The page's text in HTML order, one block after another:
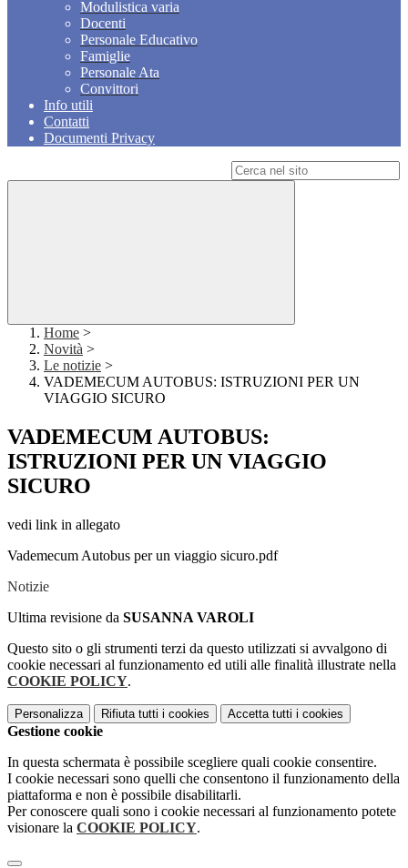
Modulistica varia
Docenti
Personale Educativo
Famiglie
Personale Ata
Convittori
Info utili
Contatti
Documenti Privacy
Home >
Novità >
Le notizie >
VADEMECUM AUTOBUS: ISTRUZIONI PER UN
VIAGGIO SICURO
VADEMECUM AUTOBUS:
ISTRUZIONI PER UN VIAGGIO
SICURO
vedi link in allegato
Vademecum Autobus per un viaggio sicuro.pdf
Notizie
Ultima revisione da SUSANNA VAROLI
Questo sito o gli strumenti terzi da questo utilizzati si avvalgono di
cookie necessari al funzionamento ed utili alle finalità illustrate nella
COOKIE POLICY.
Personalizza Rifiuta tutti i cookies Accetta tutti i cookies
Gestione cookie
In questa schermata è possibile scegliere quali cookie consentire.
I cookie necessari sono quelli che consentono il funzionamento della
piattaforma e non è possibile disabilitarli.
Per conoscere quali sono i cookie necessari al funzionamento potete
visionare la COOKIE POLICY.